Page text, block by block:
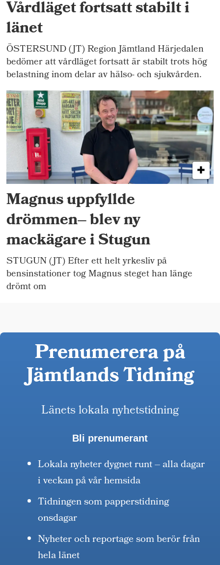
Vårdläget fortsatt stabilt i
länet
ÖSTERSUND (JT) Region Jämtland Härjedalen
bedömer att vårdläget fortsatt är stabilt trots hög
belastning inom delar av hälso- och sjukvården.
Magnus uppfyllde
drömmen– blev ny
mackägare i Stugun
STUGUN (JT) Efter ett helt yrkesliv på
bensinstationer tog Magnus steget han länge
drömt om
Prenumerera på
Jämtlands Tidning
Länets lokala nyhetstidning
Bli prenumerant
Lokala nyheter dygnet runt – alla dagar
i veckan på vår hemsida
Tidningen som papperstidning
onsdagar
Nyheter och reportage som berör från
hela länet